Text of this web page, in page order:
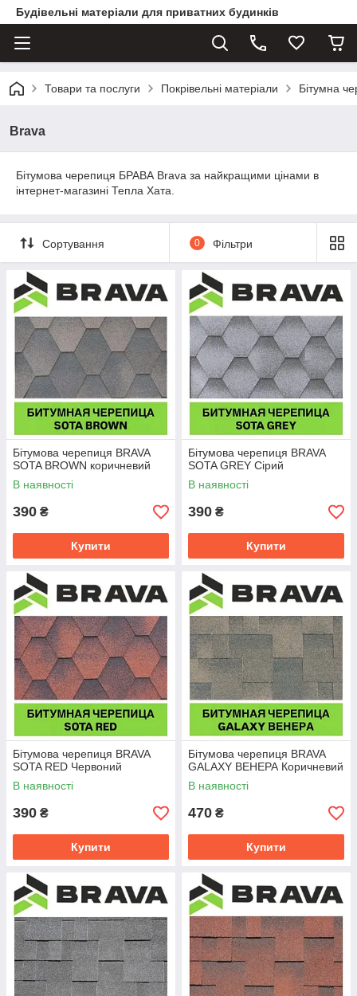
Будівельні матеріали для приватних будинків
Товари та послуги Покрівельні матеріали Бітумна
Brava
Бітумова черепиця БРАВА Brava за найкращими цінами в
інтернет-магазині Тепла Хата.
Сортування 0 Фільтри
Бітумова черепиця BRAVA
SOTA BROWN коричневий
В наявності
390 ₴
Купити
Бітумова черепиця BRAVA
SOTA GREY Сірий
В наявності
390 ₴
Купити
Бітумова черепиця BRAVA
SOTA RED Червоний
В наявності
390 ₴
Купити
Бітумова черепиця BRAVA
GALAXY ВЕНЕРА Коричневий
В наявності
470 ₴
Купити